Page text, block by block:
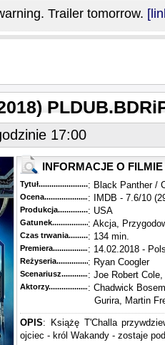
17:00
INFORMACJE O FILMIE
Tytuł............................................
: Black Panther /
Ocena.............................................
: IMDB - 7.6/10
Produkcja.........................................
: USA
Gatunek...........................................
: Akcja,
Czas trwania......................................
: 134 min.
Premiera..........................................
: 14.02.2018 -
Reżyseria........................................
: Ryan Coogler
Scenariusz........................................
: Joe Robert
Aktorzy...........................................
: Chadwick
Gurira, Martin
OPIS: Książę T'Challa
ojciec - król Wakandy - zostaje